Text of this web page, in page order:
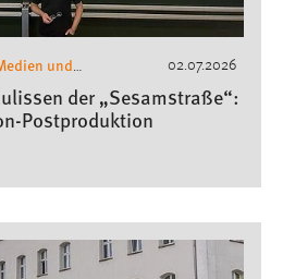
02.07.2026
und
und -technik
der „Sesamstraße“:
Postproduktion